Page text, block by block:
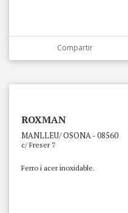
Compartir
ROXMAN
MANLLEU/ OSONA - 08560
c/ Freser 7
Ferro i acer inoxidable.